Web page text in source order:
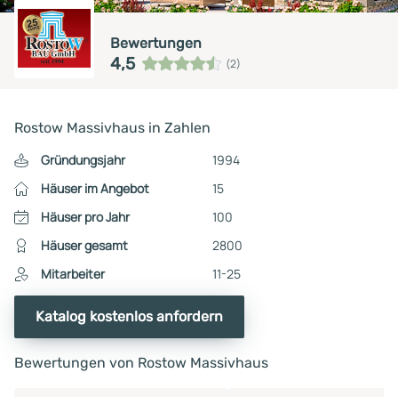
Bewertungen
4,5 (2)
Rostow Massivhaus in Zahlen
Gründungsjahr
1994
Häuser im Angebot
15
Häuser pro Jahr
100
Häuser gesamt
2800
Mitarbeiter
11-25
Katalog kostenlos anfordern
Bewertungen von Rostow Massivhaus